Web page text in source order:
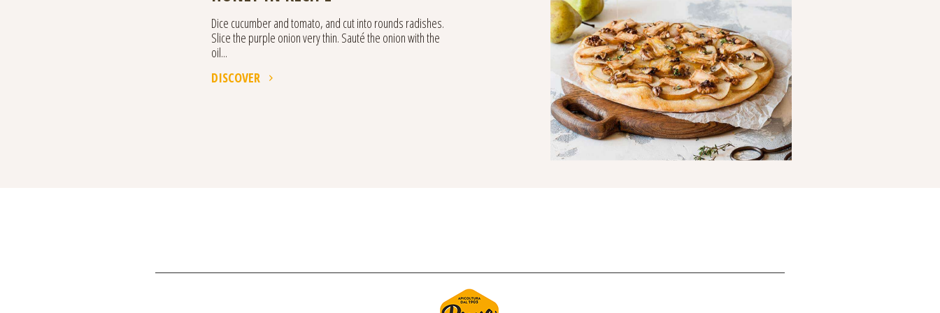
Dice cucumber and tomato, and cut into rounds radishes.
Slice the purple onion very thin. Sauté the onion with the
oil...
DISCOVER